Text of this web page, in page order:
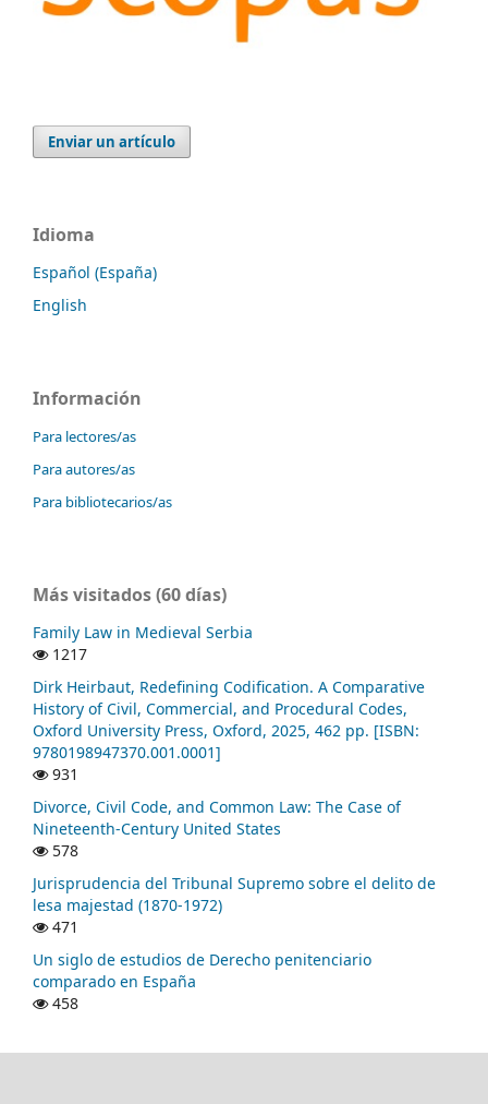
Enviar un artículo
Idioma
Español (España)
English
Información
Para lectores/as
Para autores/as
Para bibliotecarios/as
Más visitados (60 días)
Family Law in Medieval Serbia
1217
Dirk Heirbaut, Redefining Codification. A Comparative
History of Civil, Commercial, and Procedural Codes,
Oxford University Press, Oxford, 2025, 462 pp. [ISBN:
9780198947370.001.0001]
931
Divorce, Civil Code, and Common Law: The Case of
Nineteenth-Century United States
578
Jurisprudencia del Tribunal Supremo sobre el delito de
lesa majestad (1870-1972)
471
Un siglo de estudios de Derecho penitenciario
comparado en España
458